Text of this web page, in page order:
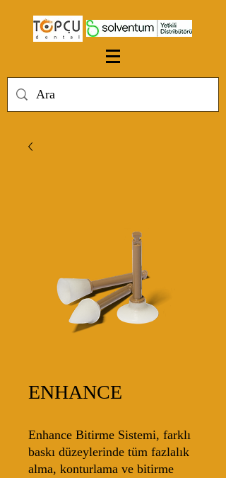
ENHANCE
Enhance Bitirme Sistemi, farklı
baskı düzeylerinde tüm fazlalık
alma, konturlama ve bitirme